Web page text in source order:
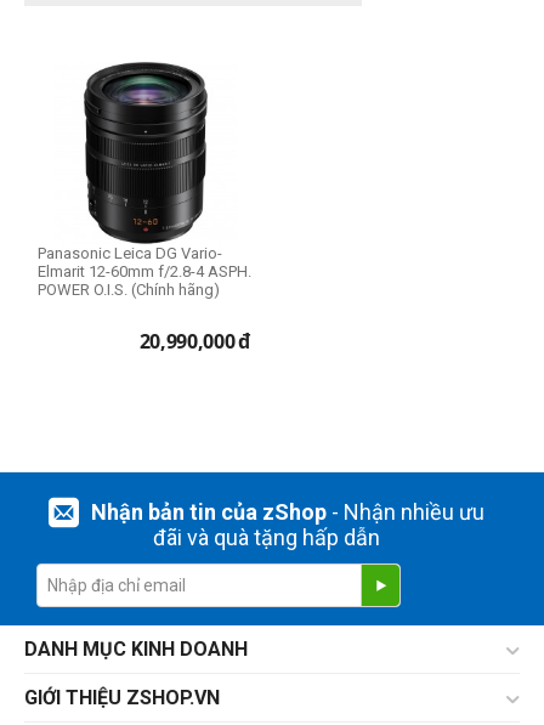
Panasonic Leica DG Vario-
Elmarit 12-60mm f/2.8-4 ASPH.
POWER O.I.S. (Chính hãng)
20,990,000đ
Nhận bản tin của zShop- Nhận nhiều ưu
đãi và quà tặng hấp dẫn
DANH MỤC KINH DOANH
GIỚI THIỆU ZSHOP.VN